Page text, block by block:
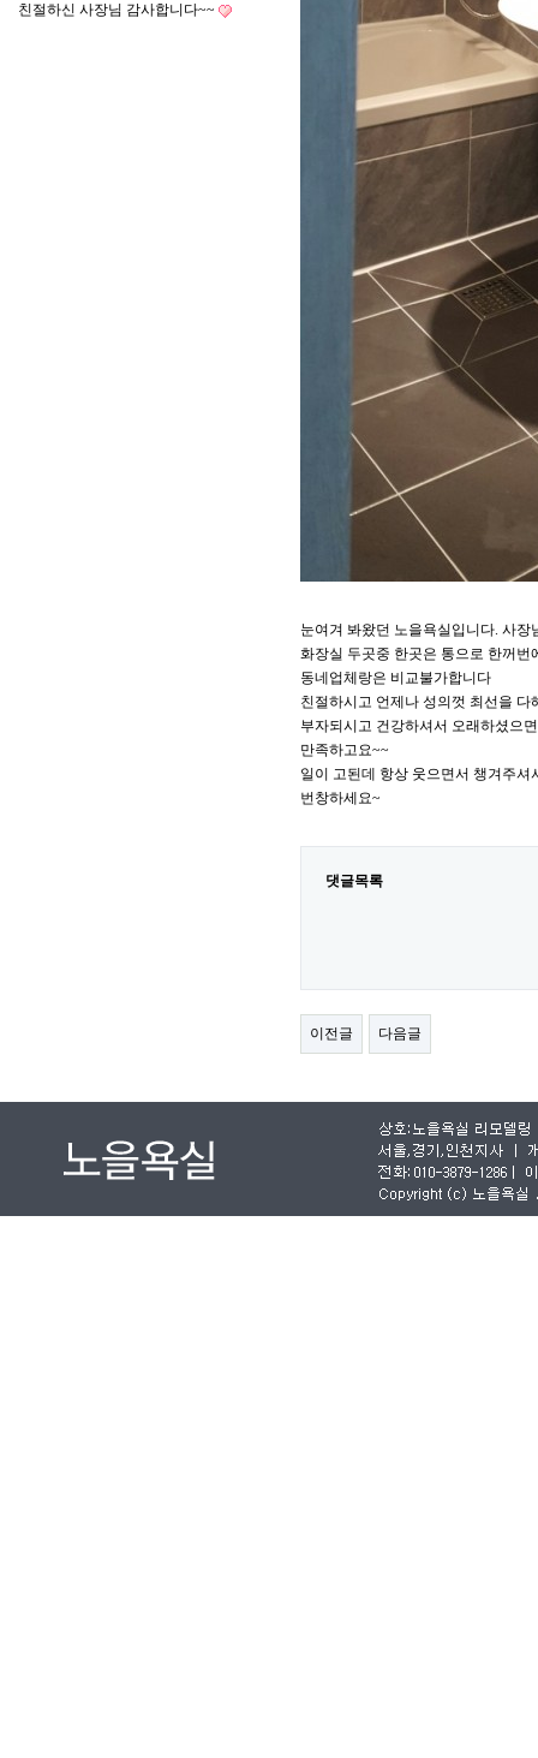
친절하신 사장님 감사합니다~~
눈여겨 봐왔던 노을욕실입니다. 사
화장실 두곳중 한곳은 통으로 한꺼
동네업체랑은 비교불가합니다
친절하시고 언제나 성의껏 최선을 다
부자되시고 건강하셔서 오래하셨으
만족하고요~~
일이 고된데 항상 웃으면서 챙겨주셔
번창하세요~
댓글목록
이전글 다음글